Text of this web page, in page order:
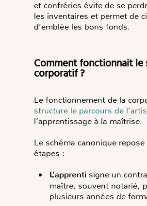
et confréries évite de se
les inventaires et permet de
d’emblée les bons fonds.
Comment fonctionnait le système
corporatif ?
Le fonctionnement de la
structure le parcours de
l’apprentissage à la maîtrise.
Le schéma canonique
étapes :
L’apprenti signe un
maître, souvent notarié,
plusieurs années de